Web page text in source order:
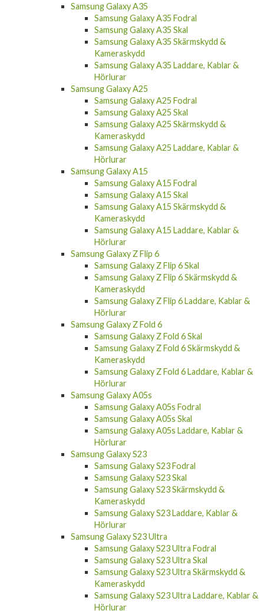
Samsung Galaxy A35
Samsung Galaxy A35 Fodral
Samsung Galaxy A35 Skal
Samsung Galaxy A35 Skärmskydd &
Kameraskydd
Samsung Galaxy A35 Laddare, Kablar &
Hörlurar
Samsung Galaxy A25
Samsung Galaxy A25 Fodral
Samsung Galaxy A25 Skal
Samsung Galaxy A25 Skärmskydd &
Kameraskydd
Samsung Galaxy A25 Laddare, Kablar &
Hörlurar
Samsung Galaxy A15
Samsung Galaxy A15 Fodral
Samsung Galaxy A15 Skal
Samsung Galaxy A15 Skärmskydd &
Kameraskydd
Samsung Galaxy A15 Laddare, Kablar &
Hörlurar
Samsung Galaxy Z Flip 6
Samsung Galaxy Z Flip 6 Skal
Samsung Galaxy Z Flip 6 Skärmskydd &
Kameraskydd
Samsung Galaxy Z Flip 6 Laddare, Kablar &
Hörlurar
Samsung Galaxy Z Fold 6
Samsung Galaxy Z Fold 6 Skal
Samsung Galaxy Z Fold 6 Skärmskydd &
Kameraskydd
Samsung Galaxy Z Fold 6 Laddare, Kablar &
Hörlurar
Samsung Galaxy A05s
Samsung Galaxy A05s Fodral
Samsung Galaxy A05s Skal
Samsung Galaxy A05s Laddare, Kablar &
Hörlurar
Samsung Galaxy S23
Samsung Galaxy S23 Fodral
Samsung Galaxy S23 Skal
Samsung Galaxy S23 Skärmskydd &
Kameraskydd
Samsung Galaxy S23 Laddare, Kablar &
Hörlurar
Samsung Galaxy S23 Ultra
Samsung Galaxy S23 Ultra Fodral
Samsung Galaxy S23 Ultra Skal
Samsung Galaxy S23 Ultra Skärmskydd &
Kameraskydd
Samsung Galaxy S23 Ultra Laddare, Kablar &
Hörlurar